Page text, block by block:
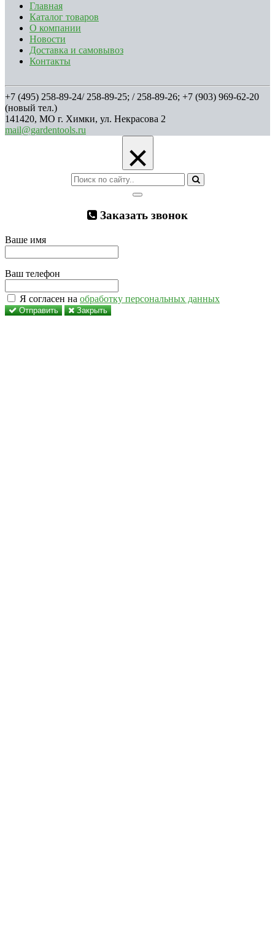
Главная
Каталог товаров
О компании
Новости
Доставка и самовывоз
Контакты
+7 (495) 258-89-24/ 258-89-25; / 258-89-26; +7 (903) 969-62-20
(новый тел.)
141420, МО г. Химки, ул. Некрасова 2
mail@gardentools.ru
×
Заказать звонок
Ваше имя
Ваш телефон
Я согласен на обработку персональных данных
Отправить Закрыть